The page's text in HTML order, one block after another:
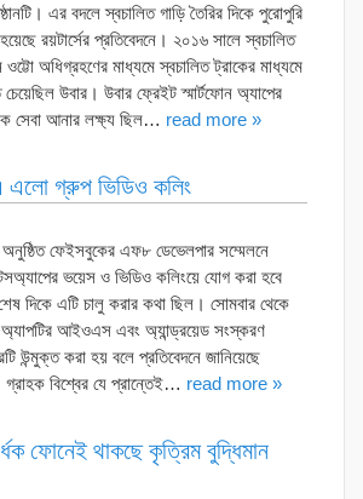
এর বদলে স্বচালিত গাড়ি তৈরির দিকে পুরোপুরি
রয়টার্সের প্রতিবেদনে। ২০১৬ সালে স্বচালিত
ওট্টো অধিগ্রহণের মাধ্যমে স্বচালিত ট্রাকের মাধ্যমে
চেয়েছিল উবার। উবার ফ্রেইট স্মার্টফোন অ্যাপের
সেবা আনার লক্ষ্য ছিল… read more »
এলো গ্রুপ ভিডিও কলিং
অনুষ্ঠিত ফেইসবুকের এফ৮ ডেভেলপার সম্মেলনে
ভয়েস ও ভিডিও কলিংয়ে যোগ করা হবে
দিকে এটি চালু করার কথা ছিল। সোমবার থেকে
অ্যাপটির আইওএস এবং অ্যান্ড্রয়েড সংস্করণ
উন্মুক্ত করা হয় বলে প্রতিবেদনে জানিয়েছে
বিশ্বের যে প্রান্তেই… read more »
ফোনেই থাকছে কৃত্রিম বুদ্ধিমান